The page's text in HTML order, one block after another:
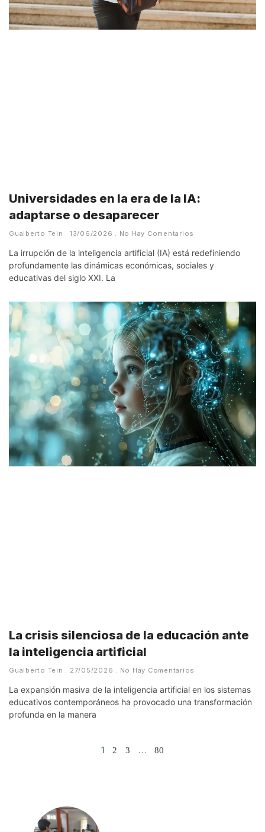
Universidades en la era de la IA:
adaptarse o desaparecer
Gualberto Tein 13/06/2026 No Hay Comentarios
La irrupción de la inteligencia artificial (IA) está redefiniendo
profundamente las dinámicas económicas, sociales y
educativas del siglo XXI. La
La crisis silenciosa de la educación ante
la inteligencia artificial
Gualberto Tein 27/05/2026 No Hay Comentarios
La expansión masiva de la inteligencia artificial en los sistemas
educativos contemporáneos ha provocado una transformación
profunda en la manera
1 2 3 … 80